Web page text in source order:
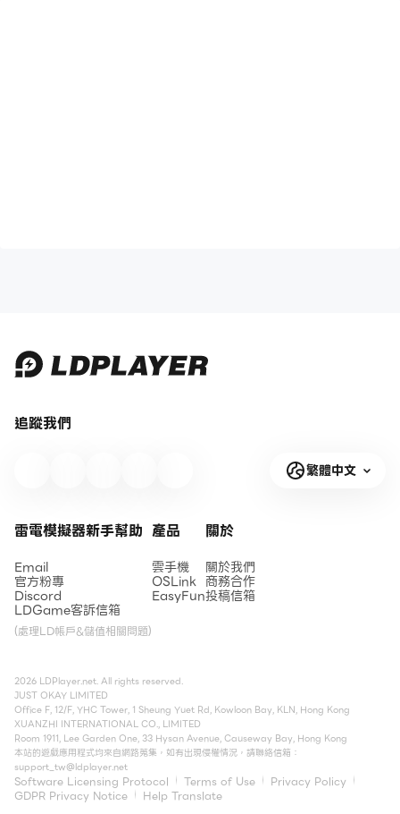
追蹤我們
繁體中文
雷電模擬器新手幫助
Email
官方粉專
Discord
LDGame客訴信箱
(處理LD帳戶&儲值相關問題)
產品
雲手機
OSLink
EasyFun
關於
關於我們
商務合作
投稿信箱
2026 LDPlayer.net. All rights reserved.
JUST OKAY LIMITED
Office F, 12/F, YHC Tower, 1 Sheung Yuet Rd, Kowloon Bay, KLN, Hong Kong
XUANZHI INTERNATIONAL CO., LIMITED
Room 1911, Lee Garden One, 33 Hysan Avenue, Causeway Bay, Hong Kong
本站的遊戲應用程式均來自網路蒐集，如有出現侵權情況，請聯絡信箱：
support_tw@ldplayer.net
Software Licensing Protocol Terms of Use
Privacy Policy
GDPR Privacy Notice
Help Translate